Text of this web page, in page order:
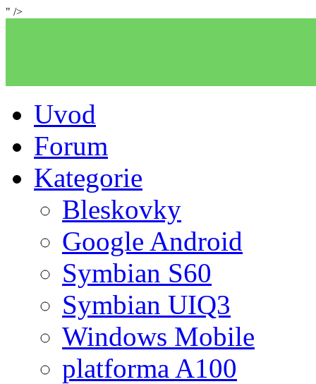
" />
Uvod
Forum
Kategorie
Bleskovky
Google Android
Symbian S60
Symbian UIQ3
Windows Mobile
platforma A100